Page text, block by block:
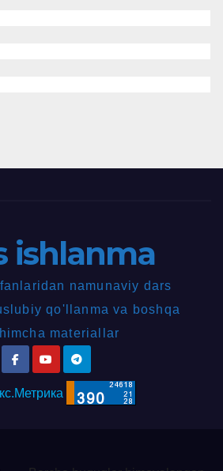
ishlanma
namunaviy dars
qo'llanma va boshqa
materiallar